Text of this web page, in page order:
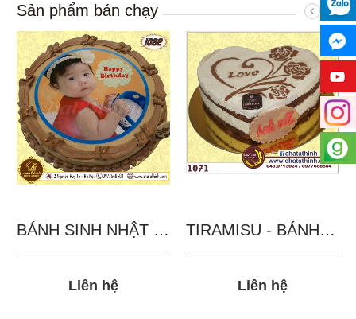
Sản phẩm bán chạy
BÁNH SINH NHẬT IN...
Liên hệ
TIRAMISU - BÁNH TẶNG...
Liên hệ